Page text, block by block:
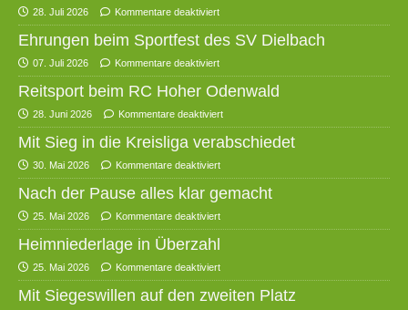
28. Juli 2026 Kommentare deaktiviert
Ehrungen beim Sportfest des SV Dielbach
07. Juli 2026 Kommentare deaktiviert
Reitsport beim RC Hoher Odenwald
28. Juni 2026 Kommentare deaktiviert
Mit Sieg in die Kreisliga verabschiedet
30. Mai 2026 Kommentare deaktiviert
Nach der Pause alles klar gemacht
25. Mai 2026 Kommentare deaktiviert
Heimniederlage in Überzahl
25. Mai 2026 Kommentare deaktiviert
Mit Siegeswillen auf den zweiten Platz